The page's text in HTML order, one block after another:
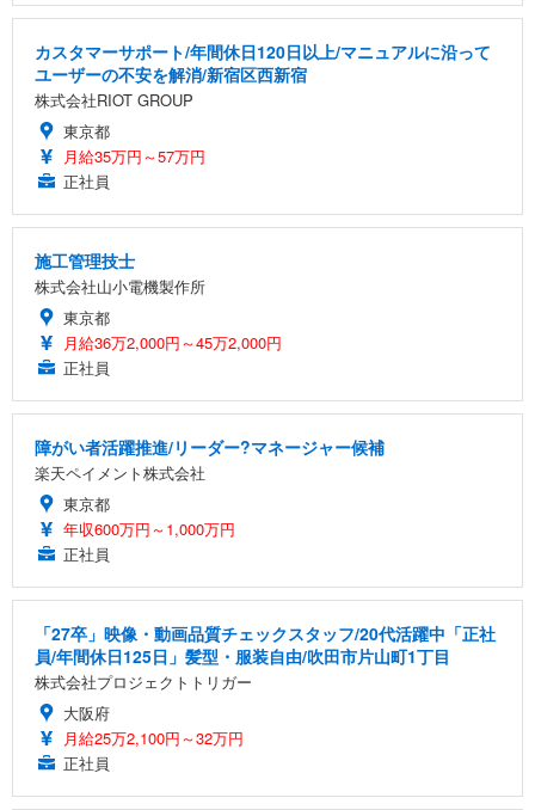
カスタマーサポート/年間休日120日以上/マニュアルに沿って
ユーザーの不安を解消/新宿区西新宿
株式会社RIOT GROUP
東京都
月給35万円～57万円
正社員
施工管理技士
株式会社山小電機製作所
東京都
月給36万2,000円～45万2,000円
正社員
障がい者活躍推進/リーダー?マネージャー候補
楽天ペイメント株式会社
東京都
年収600万円～1,000万円
正社員
「27卒」映像・動画品質チェックスタッフ/20代活躍中「正社
員/年間休日125日」髪型・服装自由/吹田市片山町1丁目
株式会社プロジェクトトリガー
大阪府
月給25万2,100円～32万円
正社員